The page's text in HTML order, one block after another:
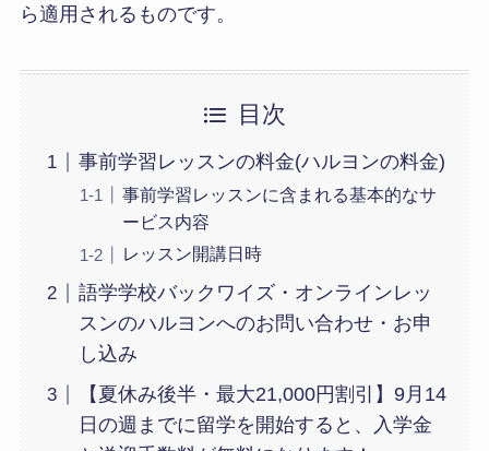
ら適用されるものです。
目次
事前学習レッスンの料金(ハルヨンの料金)
事前学習レッスンに含まれる基本的なサ
ービス内容
レッスン開講日時
語学学校バックワイズ・オンラインレッ
スンのハルヨンへのお問い合わせ・お申
し込み
【夏休み後半・最大21,000円割引】9月14
日の週までに留学を開始すると、入学金